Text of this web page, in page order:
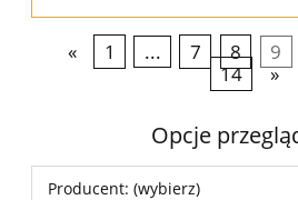
« 1 ... 7 8 9
14
»
Opcje
Producent: (wybierz)